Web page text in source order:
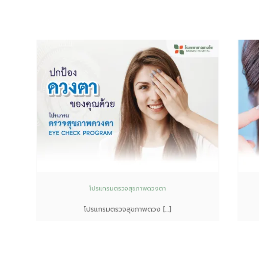
โปรแกรมตรวจสุขภาพดวงตา
โปรแกรมตรวจสุขภาพดวง […]